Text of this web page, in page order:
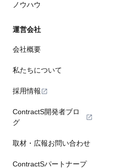
ノウハウ
運営会社
会社概要
私たちについて
採用情報
ContractS開発者ブロ
グ
取材・広報お問い合わせ
ContractSパートナープ